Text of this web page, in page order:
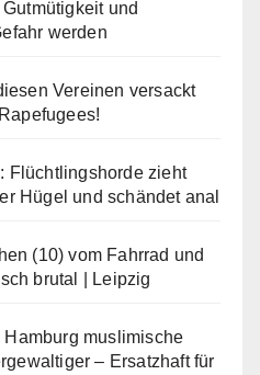
und
werden
Vereinen versackt
Flüchtlingshorde zieht
Hügel und schändet anal
(10) vom Fahrrad und
brutal | Leipzig
muslimische
– Ersatzhaft für